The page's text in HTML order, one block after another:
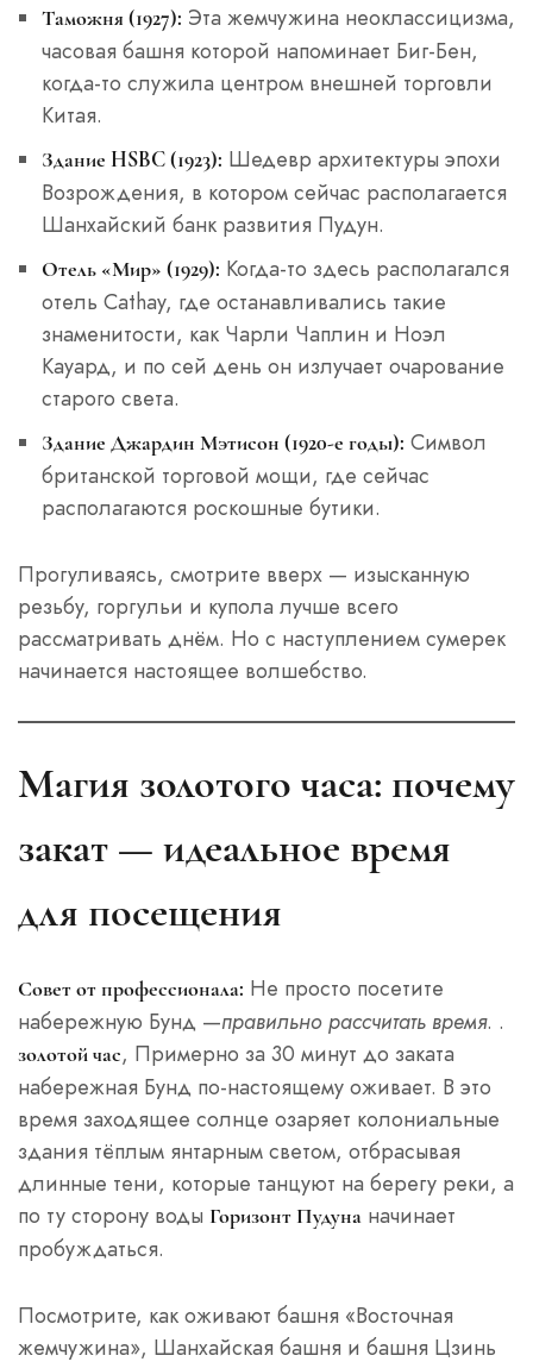
Таможня (1927): Эта жемчужина неоклассицизма,
часовая башня которой напоминает Биг-Бен,
когда-то служила центром внешней торговли
Китая.
Здание HSBC (1923): Шедевр архитектуры эпохи
Возрождения, в котором сейчас располагается
Шанхайский банк развития Пудун.
Отель «Мир» (1929): Когда-то здесь располагался
отель Cathay, где останавливались такие
знаменитости, как Чарли Чаплин и Ноэл
Кауард, и по сей день он излучает очарование
старого света.
Здание Джардин Мэтисон (1920-е годы): Символ
британской торговой мощи, где сейчас
располагаются роскошные бутики.
Прогуливаясь, смотрите вверх — изысканную
резьбу, горгульи и купола лучше всего
рассматривать днём. Но с наступлением сумерек
начинается настоящее волшебство.
Магия золотого часа: почему
закат — идеальное время
для посещения
Совет от профессионала: Не просто посетите
набережную Бунд —правильно рассчитать время. .
золотой час, Примерно за 30 минут до заката
набережная Бунд по-настоящему оживает. В это
время заходящее солнце озаряет колониальные
здания тёплым янтарным светом, отбрасывая
длинные тени, которые танцуют на берегу реки, а
по ту сторону воды Горизонт Пудуна начинает
пробуждаться.
Посмотрите, как оживают башня «Восточная
жемчужина», Шанхайская башня и башня Цзинь